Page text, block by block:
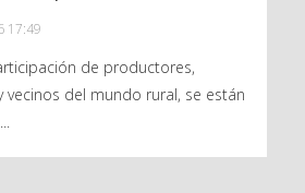
17:49
de productores,
del mundo rural, se están